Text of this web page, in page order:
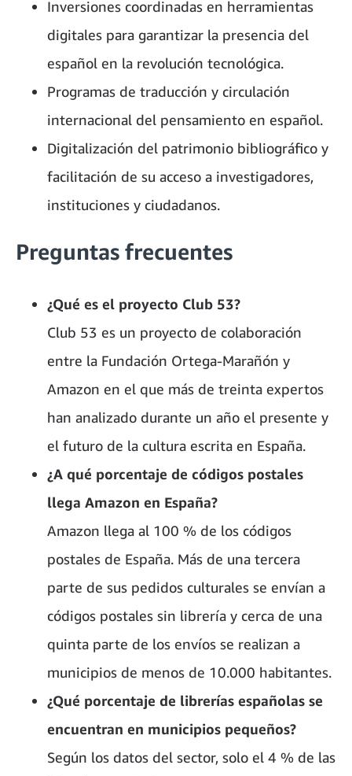
Inversiones coordinadas en herramientas
digitales para garantizar la presencia del
español en la revolución tecnológica.
Programas de traducción y circulación
internacional del pensamiento en español.
Digitalización del patrimonio bibliográfico y
facilitación de su acceso a investigadores,
instituciones y ciudadanos.
Preguntas frecuentes
¿Qué es el proyecto Club 53?
Club 53 es un proyecto de colaboración
entre la Fundación Ortega-Marañón y
Amazon en el que más de treinta expertos
han analizado durante un año el presente y
el futuro de la cultura escrita en España.
¿A qué porcentaje de códigos postales
llega Amazon en España?
Amazon llega al 100 % de los códigos
postales de España. Más de una tercera
parte de sus pedidos culturales se envían a
códigos postales sin librería y cerca de una
quinta parte de los envíos se realizan a
municipios de menos de 10.000 habitantes.
¿Qué porcentaje de librerías españolas se
encuentran en municipios pequeños?
Según los datos del sector, solo el 4 % de las